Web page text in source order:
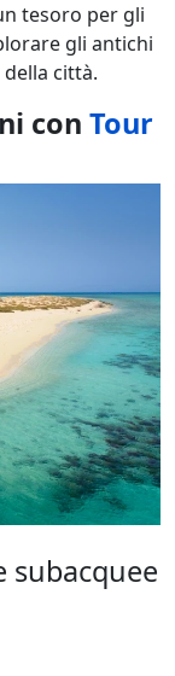
tesoro per gli
gli antichi
città.
con Tour
subacquee